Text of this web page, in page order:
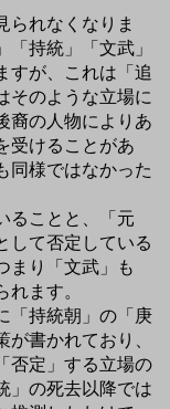
れなくなりま
持統」「文武」
すが、これは「追
そのような立場に
裔の人物によりあ
受けることがあ
同様ではなかった
ることと、「元
して否定している
まり「文武」も
れます。
「持統朝」の「庚
書かれており、
否定」する立場の
」の死去以降では